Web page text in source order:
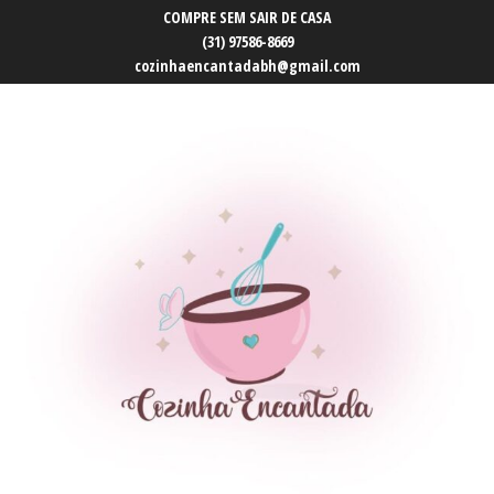
COMPRE SEM SAIR DE CASA
(31) 97586-8669
cozinhaencantadabh@gmail.com